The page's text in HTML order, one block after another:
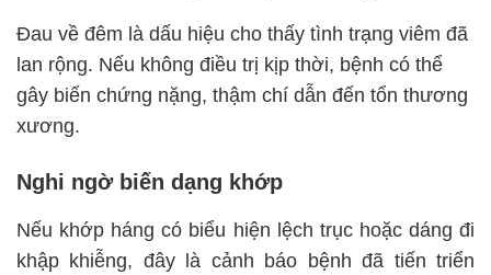
Đau về đêm là dấu hiệu cho thấy tình trạng viêm đã
lan rộng. Nếu không điều trị kịp thời, bệnh có thể
gây biến chứng nặng, thậm chí dẫn đến tổn thương
xương.
Nghi ngờ biến dạng khớp
Nếu khớp háng có biểu hiện lệch trục hoặc dáng đi
khập khiễng, đây là cảnh báo bệnh đã tiến triển